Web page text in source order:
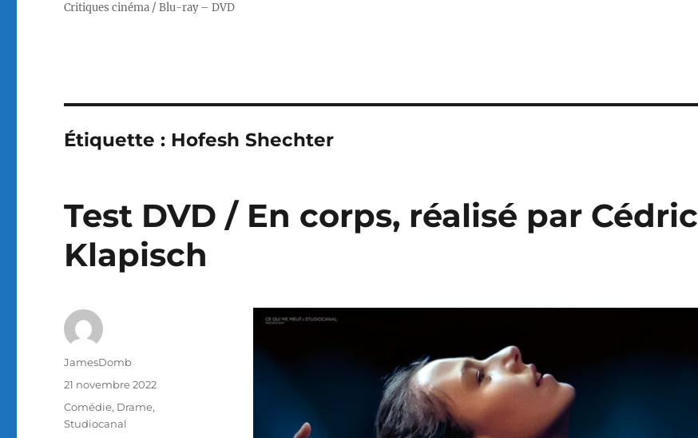
Critiques cinéma / Blu-ray – DVD
Étiquette : Hofesh Shechter
Test DVD / En corps, réalisé par Cédric
Klapisch
Auteur
JamesDomb
Publié
21 novembre 2022
Catégories
Comédie, Drame,
Studiocanal